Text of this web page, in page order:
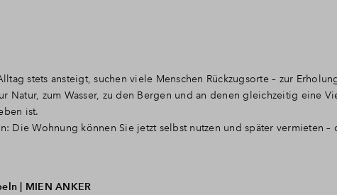
stets ansteigt, suchen viele Menschen Rückzugsorte – zur
Natur, zum Wasser, zu den Bergen und an denen gleichzeitig eine
ist.
Die Wohnung können Sie jetzt selbst nutzen und später vermieten –
| MIEN ANKER